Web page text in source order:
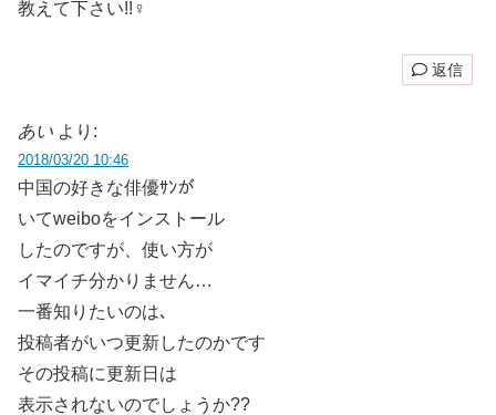
教えて下さい!!‍♀️
返信
あい より:
2018/03/20 10:46
中国の好きな俳優ｻﾝが
いてweiboをインストール
したのですが、使い方が
イマイチ分かりません…
一番知りたいのは､
投稿者がいつ更新したのかです
その投稿に更新日は
表示されないのでしょうか??